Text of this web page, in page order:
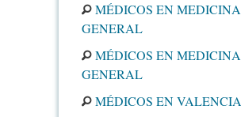
MÉDICOS EN MEDICINA
GENERAL
MÉDICOS EN MEDICINA
GENERAL
MÉDICOS EN VALENCIA